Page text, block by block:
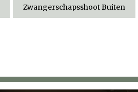
Zwangerschapsshoot Buiten